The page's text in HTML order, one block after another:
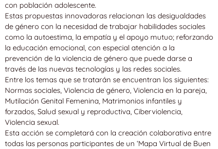
con población adolescente.
Estas propuestas innovadoras relacionan las desigualdades
de género con la necesidad de trabajar habilidades sociales
como la autoestima, la empatía y el apoyo mutuo; reforzando
la educación emocional, con especial atención a la
prevención de la violencia de género que puede darse a
través de las nuevas tecnologías y las redes sociales.
Entre los temas que se tratarán se encuentran los siguientes:
Normas sociales, Violencia de género, Violencia en la pareja,
Mutilación Genital Femenina, Matrimonios infantiles y
forzados, Salud sexual y reproductiva, Ciberviolencia,
Violencia sexual.
Esta acción se completará con la creación colaborativa entre
todas las personas participantes de un ‘Mapa Virtual de Buen